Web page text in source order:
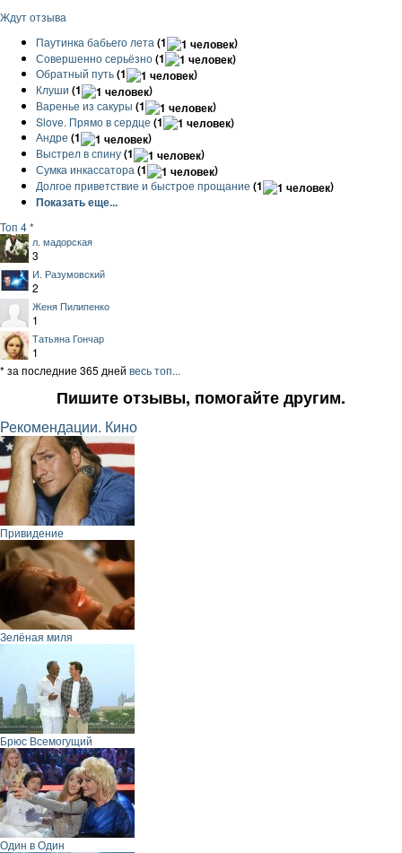
Ждут отзыва
Паутинка бабьего лета (1 )
Совершенно серьёзно(1 )
Обратный путь(1 )
Клуши (1 )
Варенье из сакуры (1 )
Slove. Прямо в сердце (1 )
Андре (1 )
Выстрел в спину(1 )
Сумка инкассатора (1 )
Долгое приветствие и быстрое прощание (1
)
Показать еще...
Топ 4 *
л. мадорская
3
И. Разумовский
2
Женя Пилипенко
1
Татьяна Гончар
1
* за последние 365 дней весь топ...
Пишите отзывы, помогайте другим.
Рекомендации. Кино
Привидение
Зелёная миля
Брюс Всемогущий
Один в Один